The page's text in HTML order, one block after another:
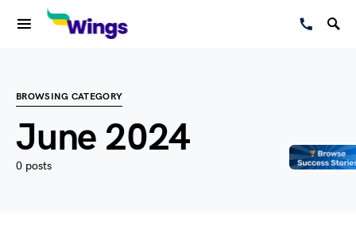
BROWSING CATEGORY
June 2024
0 posts